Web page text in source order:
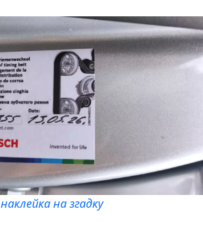
наклейка на згадку